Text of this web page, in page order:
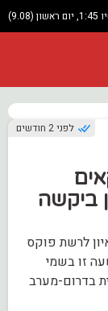
ביקשה
לרשת פוקס
זו בשמי
בדרום-מערב
לפני 2 חודשים